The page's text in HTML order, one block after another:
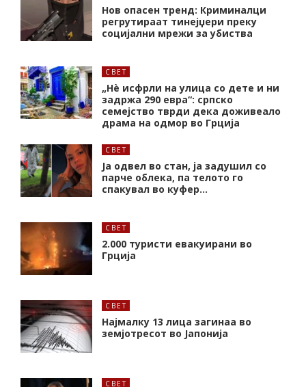
Нов опасен тренд: Криминалци
регрутираат тинејџери преку
социјални мрежи за убиства
СВЕТ
„Нѐ исфрли на улица со дете и ни
задржа 290 евра“: српско
семејство тврди дека доживеало
драма на одмор во Грција
СВЕТ
Ја одвел во стан, ја задушил со
парче облека, па телото го
спакувал во куфер…
СВЕТ
2.000 туристи евакуирани во
Грција
СВЕТ
Најмалку 13 лица загинаа во
земјотресот во Јапонија
СВЕТ